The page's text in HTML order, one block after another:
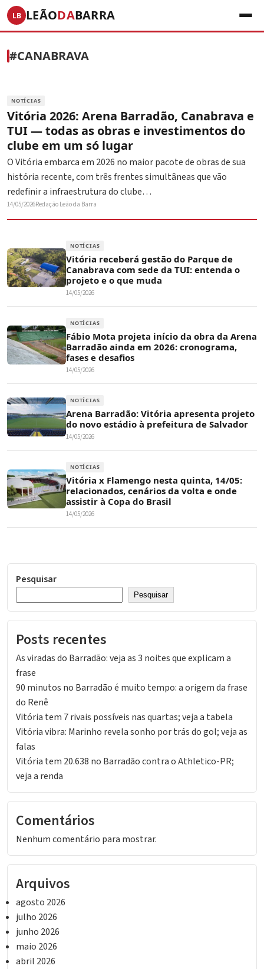
LB LEÃODABARRA
#CANABRAVA
NOTÍCIAS
Vitória 2026: Arena Barradão, Canabrava e
TUI — todas as obras e investimentos do
clube em um só lugar
O Vitória embarca em 2026 no maior pacote de obras de sua
história recente, com três frentes simultâneas que vão
redefinir a infraestrutura do clube…
14/05/2026Redação Leão da Barra
NOTÍCIAS
Vitória receberá gestão do Parque de
Canabrava com sede da TUI: entenda o
projeto e o que muda
14/05/2026
NOTÍCIAS
Fábio Mota projeta início da obra da Arena
Barradão ainda em 2026: cronograma,
fases e desafios
14/05/2026
NOTÍCIAS
Arena Barradão: Vitória apresenta projeto
do novo estádio à prefeitura de Salvador
14/05/2026
NOTÍCIAS
Vitória x Flamengo nesta quinta, 14/05:
relacionados, cenários da volta e onde
assistir à Copa do Brasil
14/05/2026
Pesquisar
Pesquisar
Posts recentes
As viradas do Barradão: veja as 3 noites que explicam a
frase
90 minutos no Barradão é muito tempo: a origem da frase
do Renê
Vitória tem 7 rivais possíveis nas quartas; veja a tabela
Vitória vibra: Marinho revela sonho por trás do gol; veja as
falas
Vitória tem 20.638 no Barradão contra o Athletico-PR;
veja a renda
Comentários
Nenhum comentário para mostrar.
Arquivos
agosto 2026
julho 2026
junho 2026
maio 2026
abril 2026